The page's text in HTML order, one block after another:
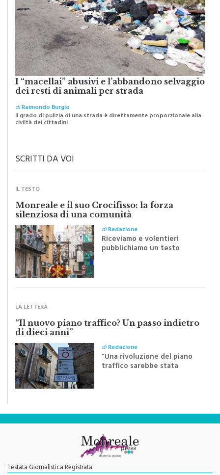
I “macellai” abusivi e l’abbandono selvaggio
dei resti di animali per strada
diRaimondo Burgio
Il grado di pulizia di una strada è direttamente proporzionale alla
civiltà dei cittadini
SCRITTI DA VOI
IL TESTO
Monreale e il suo Crocifisso: la forza
silenziosa di una comunità
diRedazione
Riceviamo e volentieri
pubblichiamo un testo
Festa del Santissimo
LA LETTERA
“Il nuovo piano traffico? Un passo indietro
di dieci anni”
diRedazione
"Una rivoluzione del piano
traffico sarebbe stata
Testata Giornalistica Registrata